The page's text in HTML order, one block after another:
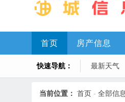
首页 房产信息
快速导航： 最新天气
当前位置： 首页 - 全部信息